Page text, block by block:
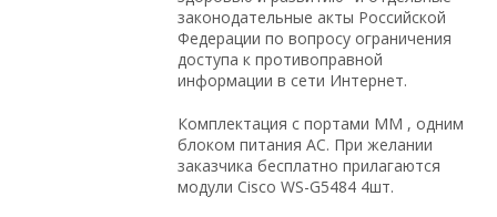
законодательные акты Российской
Федерации по вопросу ограничения
доступа к противоправной
информации в сети Интернет.
Комплектация с портами MM , одним
блоком питания AC. При желании
заказчика бесплатно прилагаются
модули Cisco WS-G5484 4шт.